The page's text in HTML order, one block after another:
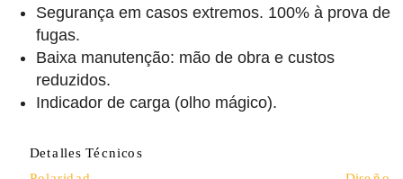
Segurança em casos extremos. 100% à prova de
fugas.
Baixa manutenção: mão de obra e custos
reduzidos.
Indicador de carga (olho mágico).